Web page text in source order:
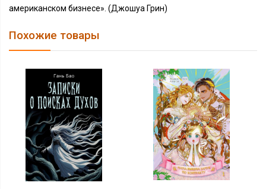
американском бизнесе». (Джошуа Грин)
Похожие товары